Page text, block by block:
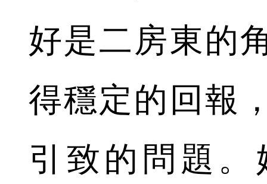
好是二房東的
得穩定的回報
引致的問題